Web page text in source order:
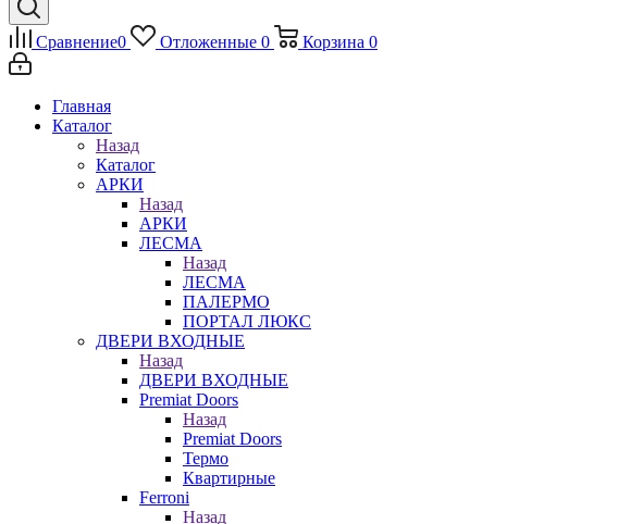
Сравнение0 Отложенные 0 Корзина 0
Главная
Каталог
Назад
Каталог
АРКИ
Назад
АРКИ
ЛЕСМА
Назад
ЛЕСМА
ПАЛЕРМО
ПОРТАЛ ЛЮКС
ДВЕРИ ВХОДНЫЕ
Назад
ДВЕРИ ВХОДНЫЕ
Premiat Doors
Назад
Premiat Doors
Термо
Квартирные
Ferroni
Назад